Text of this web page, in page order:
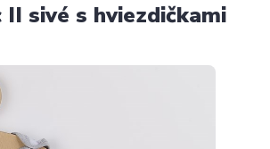
sivé s hviezdičkami